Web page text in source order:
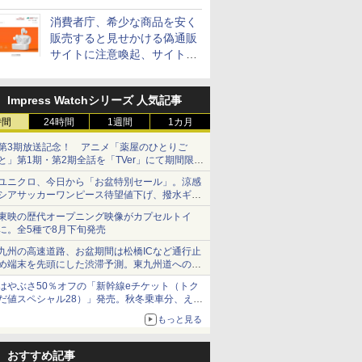
消費者庁、希少な商品を安く
販売すると見せかける偽通販
サイトに注意喚起、サイト名
Impress Watchシリーズ 人気記事
24時間 1週間 1カ月
3期放送記念！ アニメ「薬屋のひとりご
」第1期・第2期全話を「TVer」にて期間限定
順次無料配信開始
ニクロ、今日から「お盆特別セール」。涼感
アサッカーワンピース待望値下げ、撥水ギア
ョーツは1990円に
映の歴代オープニング映像がカプセルトイ
。全5種で8月下旬発売
州の高速道路、お盆期間は松橋ICなど通行止
端末を先頭にした渋滞予測。東九州道への迂
は料金調整を実施
やぶさ50％オフの「新幹線eチケット（トク
値スペシャル28）」発売。秋冬乗車分、えき
もっと見る
おすすめ記事